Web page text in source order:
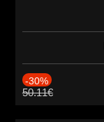
-30%
50.11€